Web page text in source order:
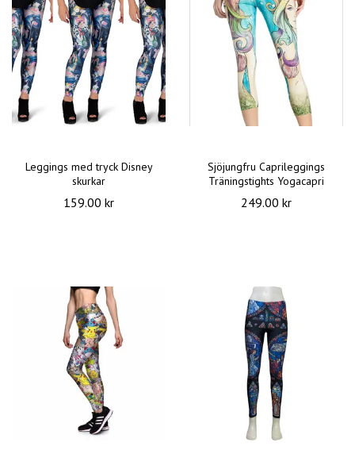
Leggings med tryck Disney
skurkar
159.00 kr
Sjöjungfru Caprileggings
Träningstights Yogacapri
249.00 kr